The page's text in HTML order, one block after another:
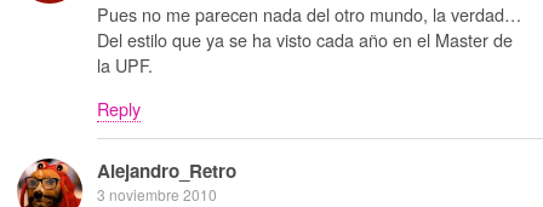
Pues no me parecen nada del otro mundo, la verdad…
Del estilo que ya se ha visto cada año en el Master de
la UPF.
Reply
Alejandro_Retro
3 noviembre 2010